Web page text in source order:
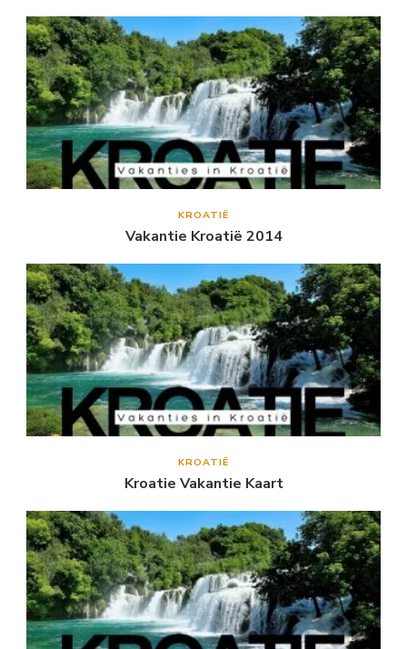
KROATIË
Vakantie Kroatië 2014
KROATIË
Kroatie Vakantie Kaart